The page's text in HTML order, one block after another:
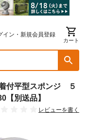
イン・新規会員登録
カート
付平型スポンジ ５
【別送品】
レビューを書く